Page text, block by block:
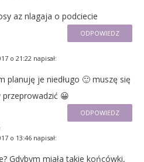
az nlagaja o podciecie
ODPOWIEDZ
o 21:22 napisał:
planuję je niedługo 🙂 muszę się
😀
ODPOWIEDZ
o 13:46 napisał:
Gdybym miała takie końcówki,